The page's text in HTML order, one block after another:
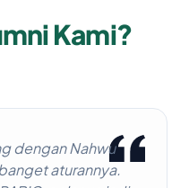
Kami?
dengan Nahwu
aturannya.